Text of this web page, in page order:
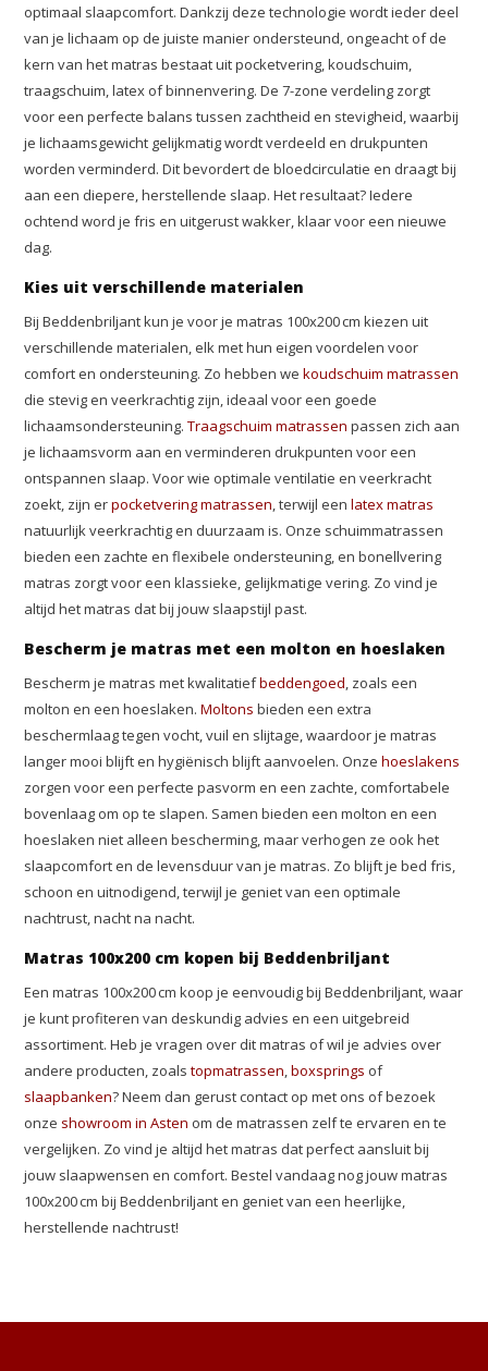
optimaal slaapcomfort. Dankzij deze technologie wordt ieder deel
van je lichaam op de juiste manier ondersteund, ongeacht of de
kern van het matras bestaat uit pocketvering, koudschuim,
traagschuim, latex of binnenvering. De 7-zone verdeling zorgt
voor een perfecte balans tussen zachtheid en stevigheid, waarbij
je lichaamsgewicht gelijkmatig wordt verdeeld en drukpunten
worden verminderd. Dit bevordert de bloedcirculatie en draagt bij
aan een diepere, herstellende slaap. Het resultaat? Iedere
ochtend word je fris en uitgerust wakker, klaar voor een nieuwe
dag.
Kies uit verschillende materialen
Bij Beddenbriljant kun je voor je matras 100x200 cm kiezen uit
verschillende materialen, elk met hun eigen voordelen voor
comfort en ondersteuning. Zo hebben wekoudschuim matrassen
die stevig en veerkrachtig zijn, ideaal voor een goede
lichaamsondersteuning.Traagschuim matrassen passen zich aan
je lichaamsvorm aan en verminderen drukpunten voor een
ontspannen slaap. Voor wie optimale ventilatie en veerkracht
zoekt, zijn erpocketvering matrassen, terwijl eenlatex matras
natuurlijk veerkrachtig en duurzaam is. Onze schuimmatrassen
bieden een zachte en flexibele ondersteuning, en bonellvering
matras zorgt voor een klassieke, gelijkmatige vering. Zo vind je
altijd het matras dat bij jouw slaapstijl past.
Bescherm je matras met een molton en hoeslaken
Bescherm je matras met kwalitatiefbeddengoed, zoals een
molton en een hoeslaken.Moltons bieden een extra
beschermlaag tegen vocht, vuil en slijtage, waardoor je matras
langer mooi blijft en hygiënisch blijft aanvoelen. Onzehoeslakens
zorgen voor een perfecte pasvorm en een zachte, comfortabele
bovenlaag om op te slapen. Samen bieden een molton en een
hoeslaken niet alleen bescherming, maar verhogen ze ook het
slaapcomfort en de levensduur van je matras. Zo blijft je bed fris,
schoon en uitnodigend, terwijl je geniet van een optimale
nachtrust, nacht na nacht.
Matras 100x200 cm kopen bij Beddenbriljant
Een matras 100x200 cm koop je eenvoudig bij Beddenbriljant, waar
je kunt profiteren van deskundig advies en een uitgebreid
assortiment. Heb je vragen over dit matras of wil je advies over
andere producten, zoalstopmatrassen,boxsprings of
slaapbanken? Neem dan gerust contact op met ons of bezoek
onze showroom in Asten om de matrassen zelf te ervaren en te
vergelijken. Zo vind je altijd het matras dat perfect aansluit bij
jouw slaapwensen en comfort. Bestel vandaag nog jouw matras
100x200 cm bij Beddenbriljant en geniet van een heerlijke,
herstellende nachtrust!